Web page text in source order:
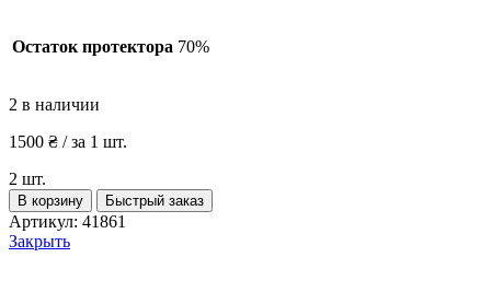
Остаток протектора 70%
2 в наличии
1500 ₴ / за 1 шт.
2 шт.
Количество
товара
Шины
В корзину Быстрый заказ
Артикул: 41861
Закрыть